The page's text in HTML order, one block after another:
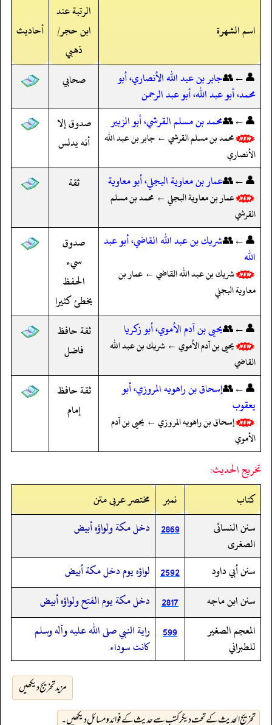
اسم الشهرة
الرتبة عند
ابن حجر/
ذهبي
أحاديث
👤←👥جابر بن عبد الله الأنصاري، أبو
محمد، أبو عبد الله، أبو عبد الرحمن
صحابي
👤←👥محمد بن مسلم القرشي، أبو الزبير
محمد بن مسلم القرشي ← جابر بن عبد الله
الأنصاري
صدوق إلا
أنه يدلس
👤←👥عمار بن معاوية البجلي، أبو معاوية
عمار بن معاوية البجلي ← محمد بن مسلم
القرشي
ثقة
👤←👥شريك بن عبد الله القاضي، أبو عبد
الله
شريك بن عبد الله القاضي ← عمار بن
معاوية البجلي
صدوق
سيء
الحفظ
يخطئ كثيرا
👤←👥يحيى بن آدم الأموي، أبو زكريا
يحيى بن آدم الأموي ← شريك بن عبد الله
القاضي
ثقة حافظ
فاضل
👤←👥إسحاق بن راهويه المروزي، أبو
يعقوب
إسحاق بن راهويه المروزي ← يحيى بن آدم
الأموي
ثقة حافظ
إمام
تخريج الحديث:
کتاب
نمبر
مختصر عربی متن
سنن النسائى
الصغرى
2869 دخل مكة ولواؤه أبيض
سنن أبي داود 2592 لواؤه يوم دخل مكة أبيض
سنن ابن ماجه
2817
دخل مكة يوم الفتح ولواؤه أبيض
المعجم الصغير
للطبراني
599
راية النبي صلى الله عليه وآله وسلم
كانت سوداء
مزید تخریج دیکھیں
تخریج الحدیث کے تحت دیگر کتب سے حدیث کے فوائد و مسائل دیکھیں۔